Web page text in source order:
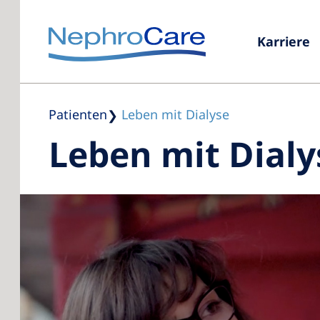
Karriere
Patienten Leben mit Dialyse
Leben mit